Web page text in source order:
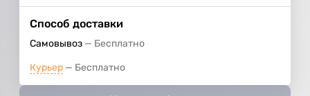
Способ доставки
Самовывоз Бесплатно
Курьер Бесплатно